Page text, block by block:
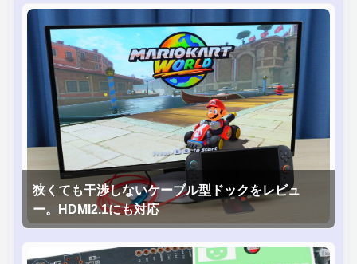
狭くても干渉しないケーブル型ドックをレビュ
ー。HDMI2.1にも対応